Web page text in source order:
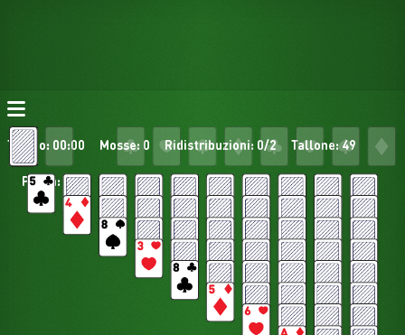
Tempo: 00:00 Mosse: 0 Ridistribuzioni: 0/2 Tallone: 49
Pesca: 3